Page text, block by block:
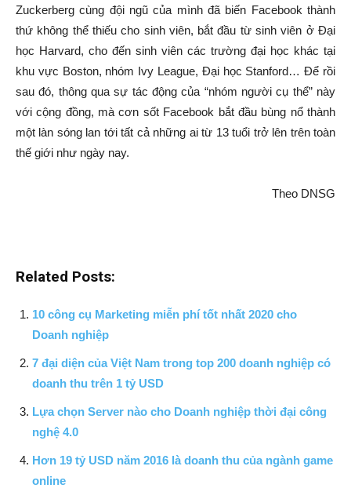
Zuckerberg cùng đội ngũ của mình đã biến Facebook thành
thứ không thể thiếu cho sinh viên, bắt đầu từ sinh viên ở Đại
học Harvard, cho đến sinh viên các trường đại học khác tại
khu vực Boston, nhóm Ivy League, Đại học Stanford… Để rồi
sau đó, thông qua sự tác động của “nhóm người cụ thể” này
với cộng đồng, mà cơn sốt Facebook bắt đầu bùng nổ thành
một làn sóng lan tới tất cả những ai từ 13 tuổi trở lên trên toàn
thế giới như ngày nay.
Theo DNSG
Related Posts:
10 công cụ Marketing miễn phí tốt nhất 2020 cho
Doanh nghiệp
7 đại diện của Việt Nam trong top 200 doanh nghiệp có
doanh thu trên 1 tỷ USD
Lựa chọn Server nào cho Doanh nghiệp thời đại công
nghệ 4.0
Hơn 19 tỷ USD năm 2016 là doanh thu của ngành game
online